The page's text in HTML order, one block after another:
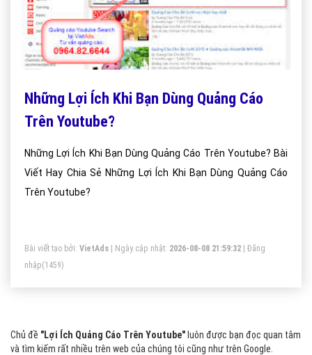
Những Lợi Ích Khi Bạn Dùng Quảng Cáo
Trên Youtube?
Những Lợi Ích Khi Bạn Dùng Quảng Cáo Trên Youtube? Bài
Viết Hay Chia Sẻ Những Lợi Ích Khi Bạn Dùng Quảng Cáo
Trên Youtube?
Bài viết tạo bởi: VietAds | Ngày cập nhật: 2026-08-08 21:59:32
Đăng
nhập(1459)
Chủ đề "Lợi Ích Quảng Cáo Trên Youtube" luôn được bạn đọc quan tâm
và tìm kiếm rất nhiều trên web của chúng tôi cũng như trên Google.